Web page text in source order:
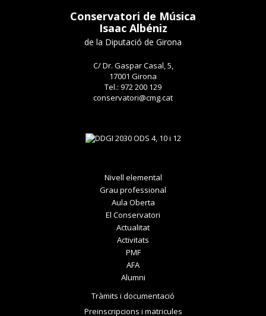
Conservatori de Música
Isaac Albéniz
de la Diputació de Girona
C/ Dr. Gaspar Casal, 5,
17001 Girona
Tel.: 972 200 129
conservatori@cmg.cat
Nivell elemental
Grau professional
Aula Oberta
El Conservatori
Actualitat
Activitats
PMF
AFA
Alumni
Tràmits i documentació
Preinscripcions i matricules